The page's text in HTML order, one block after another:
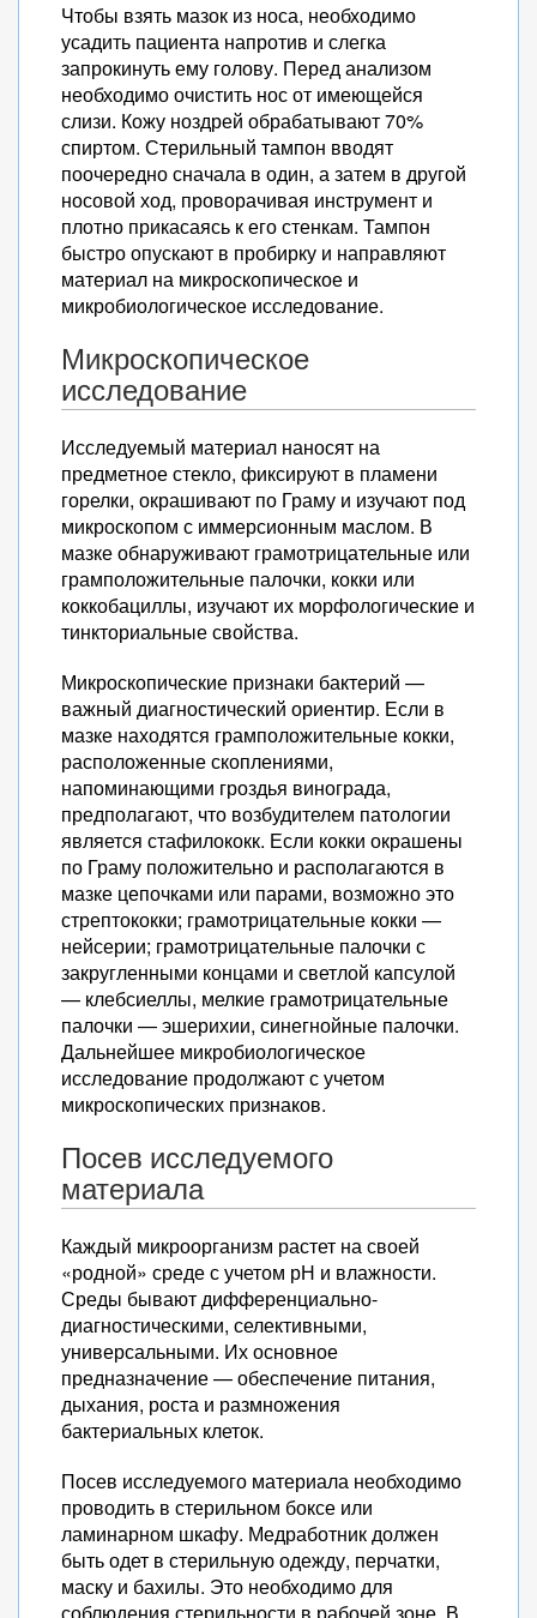
Чтобы взять мазок из носа, необходимо
усадить пациента напротив и слегка
запрокинуть ему голову. Перед анализом
необходимо очистить нос от имеющейся
слизи. Кожу ноздрей обрабатывают 70%
спиртом. Стерильный тампон вводят
поочередно сначала в один, а затем в другой
носовой ход, проворачивая инструмент и
плотно прикасаясь к его стенкам. Тампон
быстро опускают в пробирку и направляют
материал на микроскопическое и
микробиологическое исследование.
Микроскопическое
исследование
Исследуемый материал наносят на
предметное стекло, фиксируют в пламени
горелки, окрашивают по Граму и изучают под
микроскопом с иммерсионным маслом. В
мазке обнаруживают грамотрицательные или
грамположительные палочки, кокки или
коккобациллы, изучают их морфологические и
тинкториальные свойства.
Микроскопические признаки бактерий —
важный диагностический ориентир. Если в
мазке находятся грамположительные кокки,
расположенные скоплениями,
напоминающими гроздья винограда,
предполагают, что возбудителем патологии
является стафилококк. Если кокки окрашены
по Граму положительно и располагаются в
мазке цепочками или парами, возможно это
стрептококки; грамотрицательные кокки —
нейсерии; грамотрицательные палочки с
закругленными концами и светлой капсулой
— клебсиеллы, мелкие грамотрицательные
палочки — эшерихии, синегнойные палочки.
Дальнейшее микробиологическое
исследование продолжают с учетом
микроскопических признаков.
Посев исследуемого
материала
Каждый микроорганизм растет на своей
«родной» среде с учетом рН и влажности.
Среды бывают дифференциально-
диагностическими, селективными,
универсальными. Их основное
предназначение — обеспечение питания,
дыхания, роста и размножения
бактериальных клеток.
Посев исследуемого материала необходимо
проводить в стерильном боксе или
ламинарном шкафу. Медработник должен
быть одет в стерильную одежду, перчатки,
маску и бахилы. Это необходимо для